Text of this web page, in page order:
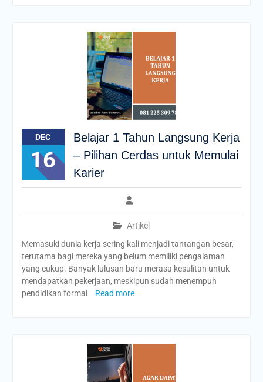
DEC
16
Belajar 1 Tahun Langsung Kerja
– Pilihan Cerdas untuk Memulai
Karier
Artikel
Memasuki dunia kerja sering kali menjadi tantangan besar,
terutama bagi mereka yang belum memiliki pengalaman
yang cukup. Banyak lulusan baru merasa kesulitan untuk
mendapatkan pekerjaan, meskipun sudah menempuh
pendidikan formal
Read more